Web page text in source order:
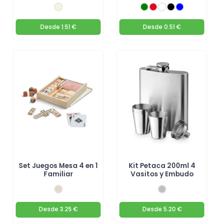
Desde 1.51 € Desde 0.51 €
Set Juegos Mesa 4 en 1
Familiar
Desde 3.25 €
Kit Petaca 200ml 4
Vasitos y Embudo
Desde 5.20 €